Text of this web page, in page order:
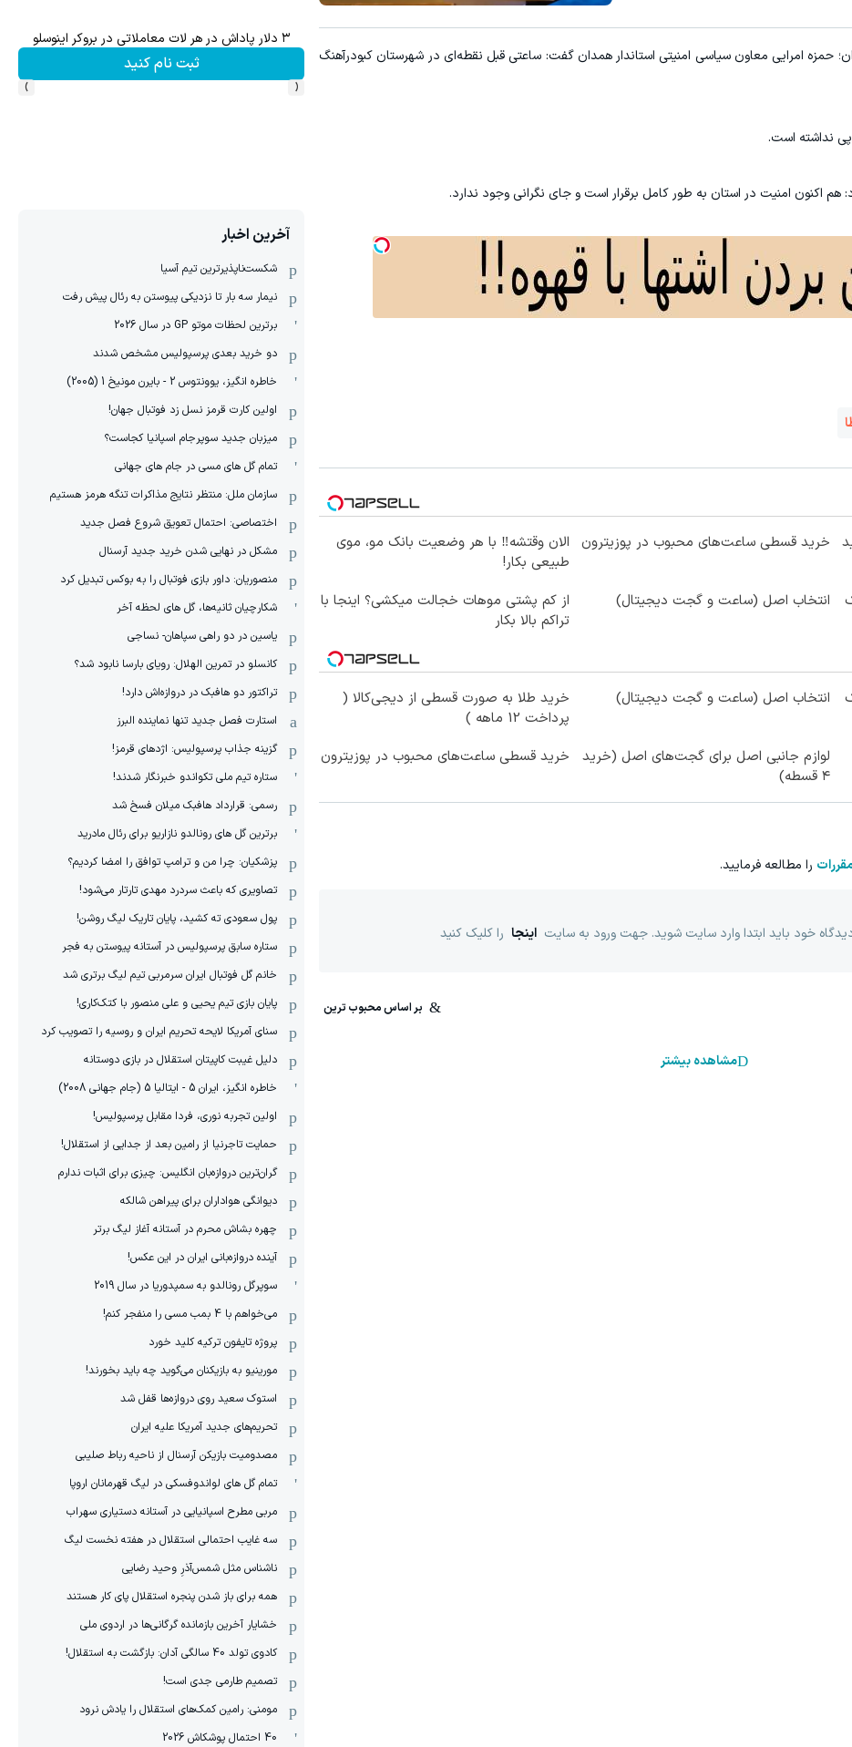
حمزه امرایی معاون سیاسی امنیتی استاندار همدان گفت: ساعتی قبل نقطه‌ای در شهرستان کبودرآهنگ
پی نداشته است.
هم اکنون امنیت در استان به طور کامل برقرار است و جای نگرانی وجود ندارد.
خرید قسطی ساعت‌های محبوب در پوزیترون
الان وقتشه‼️ با هر وضعیت بانک مو، موی
طبیعی بکار!
انتخاب اصل (ساعت و گجت دیجیتال)
از کم پشتی موهات خجالت میکشی؟ اینجا با
تراکم بالا بکار
انتخاب اصل (ساعت و گجت دیجیتال)
خرید طلا به صورت قسطی از دیجی‌کالا (
پرداخت 12 ماهه )
لوازم جانبی اصل برای گجت‌های اصل (خرید
۴ قسطه)
خرید قسطی ساعت‌های محبوب در پوزیترون
را مطالعه فرمایید.
خود باید ابتدا وارد سایت شوید. جهت ورود به سایت اینجا را کلیک کنید
مشاهده بیشتر
۳ دلار پاداش در هر لات معاملاتی در بروکر اینوسلو
ثبت نام کنید
‹
›
آخرین اخبار
شکست‌ناپذیرترین تیم آسیا
نیمار سه بار تا نزدیکی پیوستن به رئال پیش رفت
برترین لحظات موتو GP در سال 2026
دو خرید بعدی پرسپولیس مشخص شدند
خاطره انگیز، یوونتوس 2 - بایرن مونیخ 1 (2005)
اولین کارت قرمز نسل زد فوتبال جهان!
میزبان جدید سوپرجام اسپانیا کجاست؟
تمام گل های مسی در جام های جهانی
سازمان ملل: منتظر نتایج مذاکرات تنگه هرمز هستیم
اختصاصی: احتمال تعویق شروع فصل جدید
مشکل در نهایی شدن خرید جدید آرسنال
منصوریان: داور بازی فوتبال را به بوکس تبدیل کرد
شکارچیان ثانیه‌ها، گل های لحظه آخر
یاسین در دو راهی سپاهان- نساجی
کانسلو در تمرین الهلال: رویای بارسا نابود شد؟
تراکتور دو هافبک در دروازه‌اش دارد!
استارت فصل جدید تنها نماینده البرز
گزینه جذاب پرسپولیس: اژدهای قرمز!
ستاره تیم ملی تکواندو خبرنگار شدند!
رسمی: قرارداد هافبک میلان فسخ شد
برترین گل های رونالدو نازاریو برای رئال مادرید
پزشکیان: چرا من و ترامپ توافق را امضا کردیم؟
تصاویری که باعث سردرد مهدی تارتار می‌شود!
پول سعودی ته کشید، پایان تاریک لیگ روشن!
ستاره سابق پرسپولیس در آستانه پیوستن به فجر
خانم گل فوتبال ایران سرمربی تیم لیگ برتری شد
پایان بازی تیم یحیی و علی منصور با کتک‌کاری!
سنای آمریکا لایحه تحریم ایران و روسیه را تصویب کرد
دلیل غیبت کاپیتان استقلال در بازی دوستانه
خاطره انگیز، ایران 5 - ایتالیا 5 (جام جهانی 2008)
اولین تجربه نوری، فردا مقابل پرسپولیس!
حمایت تاجرنیا از رامین بعد از جدایی از استقلال!
گران‌ترین دروازه‌بان انگلیس: چیزی برای اثبات ندارم
دیوانگی هواداران برای پیراهن شالکه
چهره بشاش محرم در آستانه آغاز لیگ برتر
آینده دروازه‌بانی ایران در این عکس!
سوپرگل رونالدو به سمپدوریا در سال 2019
می‌خواهم با 4 بمب مسی را منفجر کنم!
پروژه تایفون ترکیه کلید خورد
مورینیو به بازیکنان می‌گوید چه باید بخورند!
استوک سعید روی دروازه‌ها قفل شد
تحریم‌های جدید آمریکا علیه ایران
مصدومیت بازیکن آرسنال از ناحیه رباط صلیبی
تمام گل های لواندوفسکی در لیگ قهرمانان اروپا
مربی مطرح اسپانیایی در آستانه دستیاری سهراب
سه غایب احتمالی استقلال در هفته نخست لیگ
ناشناس مثل شمس‌آذرِ وحید رضایی
همه برای باز شدن پنجره استقلال پای کار هستند
خشایار آخرین بازمانده گرگانی‌ها در اردوی ملی
کادوی تولد 40 سالگی آدان: بازگشت به استقلال!
تصمیم طارمی جدی است!
مومنی: رامین کمک‌های استقلال را یادش نرود
40 احتمال پوشکاش 2026